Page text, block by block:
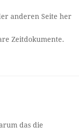
anderen Seite her
Zeitdokumente.
das die